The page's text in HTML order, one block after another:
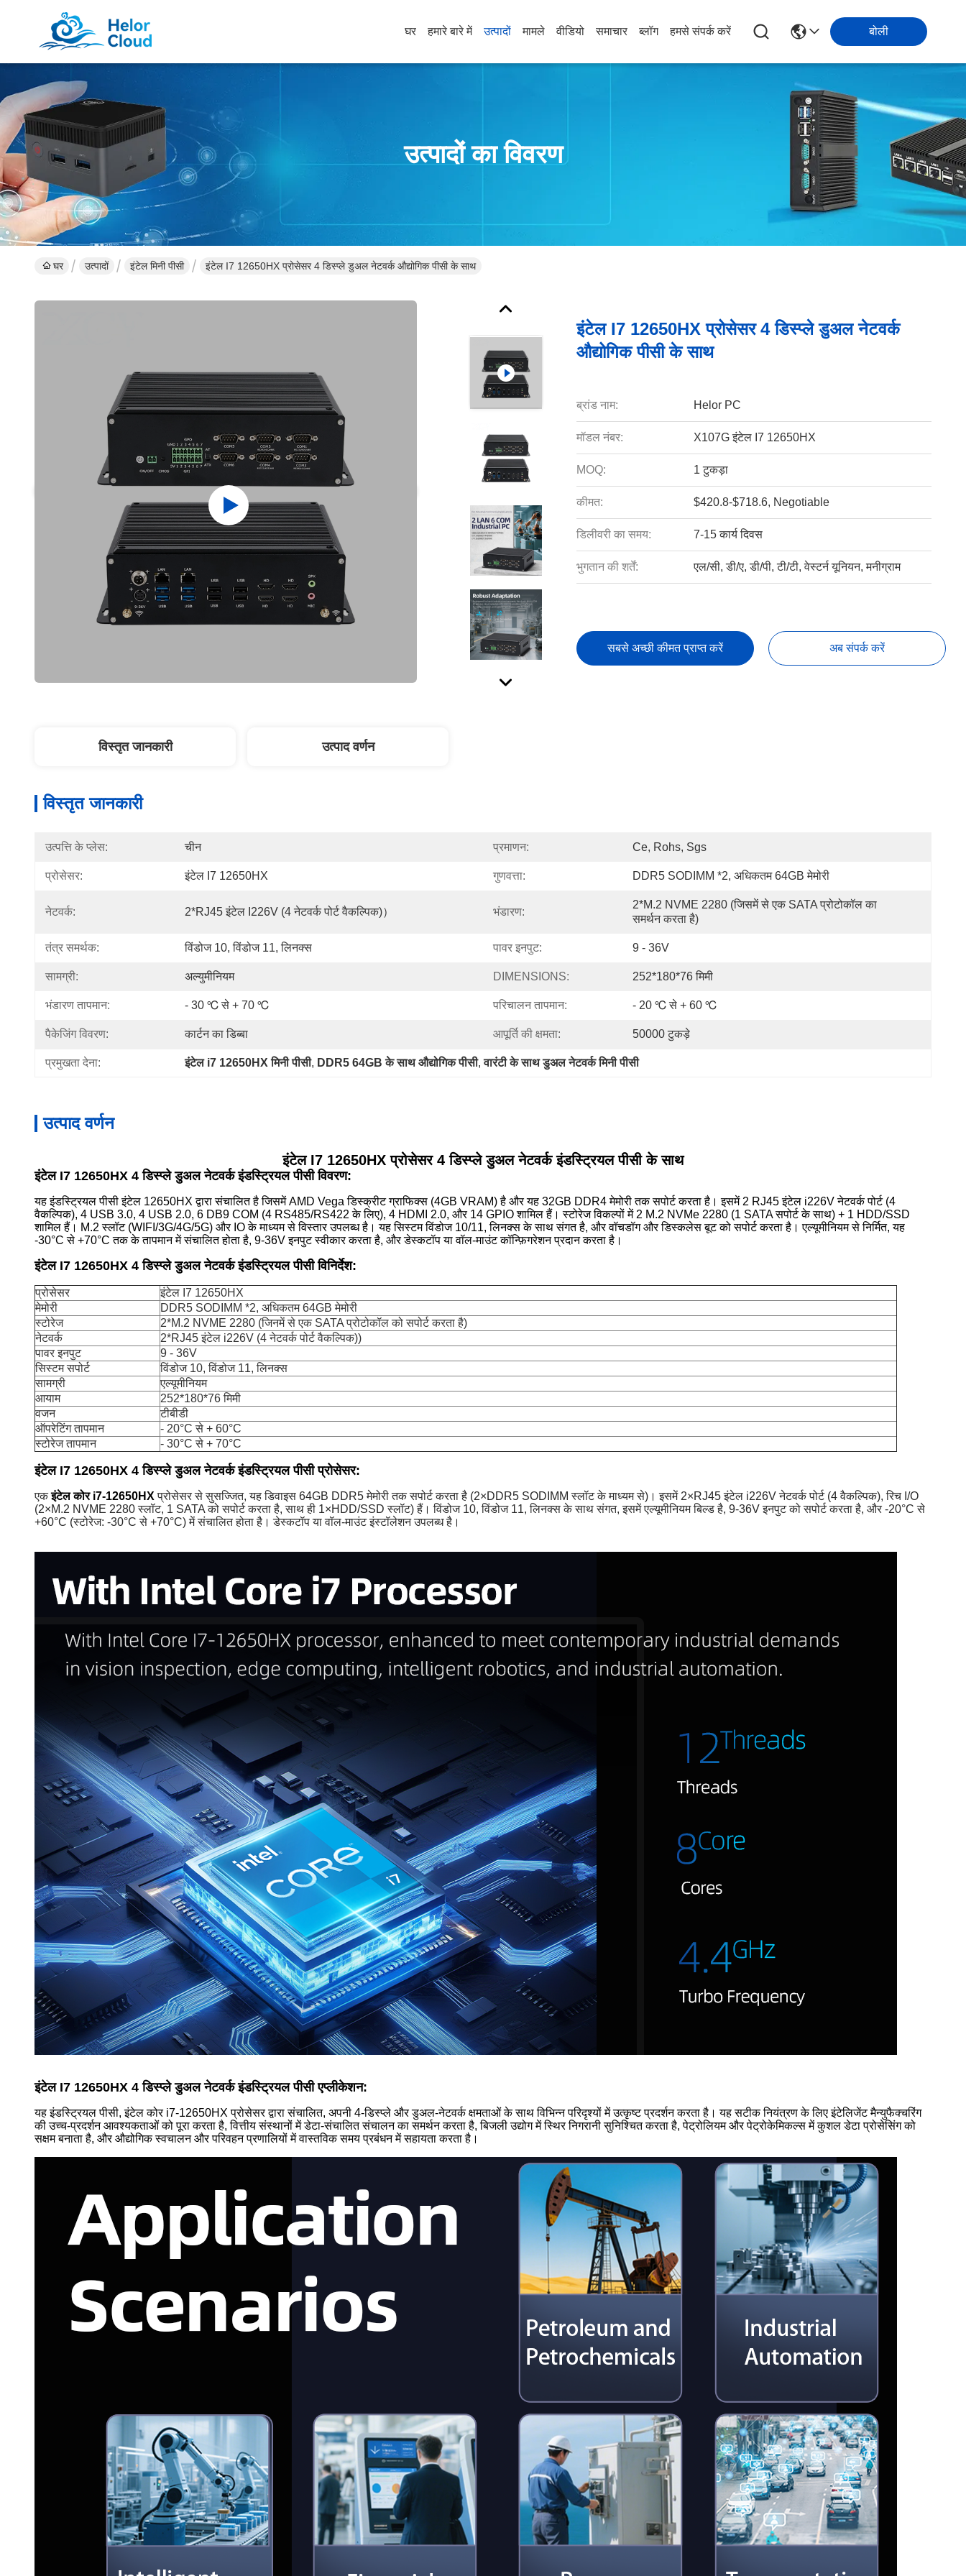
घर हमारे बारे में उत्पादों मामले वीडियो समाचार ब्लॉग हमसे संपर्क करें बोली
उत्पादों का विवरण
घर उत्पादों इंटेल मिनी पीसी इंटेल I7 12650HX प्रोसेसर 4 डिस्प्ले डुअल नेटवर्क औद्योगिक पीसी के साथ
इंटेल I7 12650HX प्रोसेसर 4 डिस्प्ले डुअल नेटवर्क
औद्योगिक पीसी के साथ
ब्रांड नाम: Helor PC
मॉडल नंबर: X107G इंटेल I7 12650HX
MOQ: 1 टुकड़ा
कीमत: $420.8-$718.6, Negotiable
डिलीवरी का समय: 7-15 कार्य दिवस
भुगतान की शर्तें: एल/सी, डी/ए, डी/पी, टी/टी, वेस्टर्न यूनियन, मनीग्राम
सबसे अच्छी कीमत प्राप्त करें अब संपर्क करें
विस्तृत जानकारी उत्पाद वर्णन
विस्तृत जानकारी
उत्पत्ति के प्लेस: चीन प्रमाणन: Ce, Rohs, Sgs
प्रोसेसर: इंटेल I7 12650HX गुणवत्ता: DDR5 SODIMM *2, अधिकतम 64GB मेमोरी
नेटवर्क: 2*RJ45 इंटेल I226V (4 नेटवर्क पोर्ट वैकल्पिक)） भंडारण:
2*M.2 NVME 2280 (जिसमें से एक SATA प्रोटोकॉल का
समर्थन करता है)
तंत्र समर्थक: विंडोज 10, विंडोज 11, लिनक्स पावर इनपुट: 9 - 36V
सामग्री: अल्युमीनियम DIMENSIONS: 252*180*76 मिमी
भंडारण तापमान: - 30 ℃ से + 70 ℃ परिचालन तापमान: - 20 ℃ से + 60 ℃
पैकेजिंग विवरण: कार्टन का डिब्बा आपूर्ति की क्षमता: 50000 टुकड़े
प्रमुखता देना: इंटेल i7 12650HX मिनी पीसी, DDR5 64GB के साथ औद्योगिक पीसी, वारंटी के साथ डुअल नेटवर्क मिनी पीसी
उत्पाद वर्णन
इंटेल I7 12650HX प्रोसेसर 4 डिस्प्ले डुअल नेटवर्क इंडस्ट्रियल पीसी के साथ
इंटेल I7 12650HX 4 डिस्प्ले डुअल नेटवर्क इंडस्ट्रियल पीसी विवरण:
यह इंडस्ट्रियल पीसी इंटेल 12650HX द्वारा संचालित है जिसमें AMD Vega डिस्क्रीट ग्राफिक्स (4GB VRAM) है और यह 32GB DDR4 मेमोरी तक सपोर्ट करता है। इसमें 2 RJ45 इंटेल i226V नेटवर्क पोर्ट (4
वैकल्पिक), 4 USB 3.0, 4 USB 2.0, 6 DB9 COM (4 RS485/RS422 के लिए), 4 HDMI 2.0, और 14 GPIO शामिल हैं। स्टोरेज विकल्पों में 2 M.2 NVMe 2280 (1 SATA सपोर्ट के साथ) + 1 HDD/SSD
शामिल हैं। M.2 स्लॉट (WIFI/3G/4G/5G) और IO के माध्यम से विस्तार उपलब्ध है। यह सिस्टम विंडोज 10/11, लिनक्स के साथ संगत है, और वॉचडॉग और डिस्कलेस बूट को सपोर्ट करता है। एल्यूमीनियम से निर्मित, यह
-30°C से +70°C तक के तापमान में संचालित होता है, 9-36V इनपुट स्वीकार करता है, और डेस्कटॉप या वॉल-माउंट कॉन्फ़िगरेशन प्रदान करता है।
इंटेल I7 12650HX 4 डिस्प्ले डुअल नेटवर्क इंडस्ट्रियल पीसीविनिर्देश:
प्रोसेसर
इंटेल I7 12650HX
मेमोरी
DDR5 SODIMM *2, अधिकतम 64GB मेमोरी
स्टोरेज
2*M.2 NVME 2280 (जिनमें से एक SATA प्रोटोकॉल को सपोर्ट करता है)
नेटवर्क
2*RJ45 इंटेल i226V (4 नेटवर्क पोर्ट वैकल्पिक))
पावर इनपुट
9 - 36V
सिस्टम सपोर्ट
विंडोज 10, विंडोज 11, लिनक्स
सामग्री
एल्यूमीनियम
आयाम
252*180*76 मिमी
वजन
टीबीडी
ऑपरेटिंग तापमान
- 20°C से + 60°C
स्टोरेज तापमान
- 30°C से + 70°C
इंटेल I7 12650HX 4 डिस्प्ले डुअल नेटवर्क इंडस्ट्रियल पीसीप्रोसेसर:
एकइंटेल कोर i7-12650HX प्रोसेसर से सुसज्जित, यह डिवाइस 64GB DDR5 मेमोरी तक सपोर्ट करता है (2×DDR5 SODIMM स्लॉट के माध्यम से)। इसमें 2×RJ45 इंटेल i226V नेटवर्क पोर्ट (4 वैकल्पिक), रिच I/O
(2×M.2 NVME 2280 स्लॉट, 1 SATA को सपोर्ट करता है, साथ ही 1×HDD/SSD स्लॉट) हैं। विंडोज 10, विंडोज 11, लिनक्स के साथ संगत, इसमें एल्यूमीनियम बिल्ड है, 9-36V इनपुट को सपोर्ट करता है, और -20°C से
+60°C (स्टोरेज: -30°C से +70°C) में संचालित होता है। डेस्कटॉप या वॉल-माउंट इंस्टॉलेशन उपलब्ध है।
इंटेल I7 12650HX 4 डिस्प्ले डुअल नेटवर्क इंडस्ट्रियल पीसीएप्लीकेशन:
यह इंडस्ट्रियल पीसी, इंटेल कोर i7-12650HX प्रोसेसर द्वारा संचालित, अपनी 4-डिस्प्ले और डुअल-नेटवर्क क्षमताओं के साथ विभिन्न परिदृश्यों में उत्कृष्ट प्रदर्शन करता है। यह सटीक नियंत्रण के लिए इंटेलिजेंट मैन्युफैक्चरिंग
की उच्च-प्रदर्शन आवश्यकताओं को पूरा करता है, वित्तीय संस्थानों में डेटा-संचालित संचालन का समर्थन करता है, बिजली उद्योग में स्थिर निगरानी सुनिश्चित करता है, पेट्रोलियम और पेट्रोकेमिकल्स में कुशल डेटा प्रोसेसिंग को
सक्षम बनाता है, और औद्योगिक स्वचालन और परिवहन प्रणालियों में वास्तविक समय प्रबंधन में सहायता करता है।